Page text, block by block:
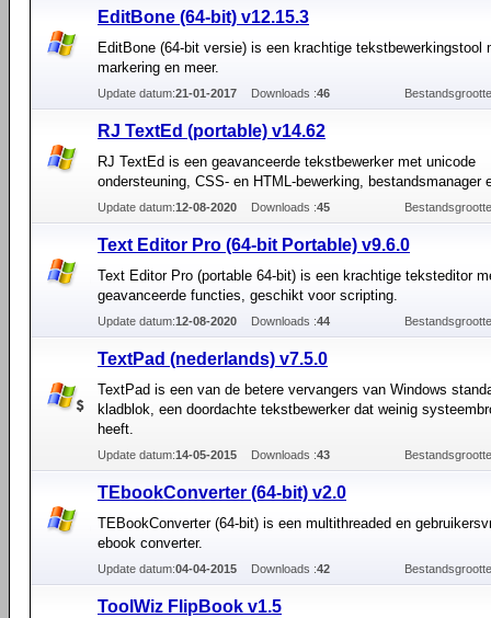
EditBone (64-bit) v12.15.3
EditBone (64-bit versie) is een krachtige tekstbewerkingstool
markering en meer.
Update datum:21-01-2017 Downloads :46
RJ TextEd (portable) v14.62
RJ TextEd is een geavanceerde tekstbewerker met unicode
ondersteuning, CSS- en HTML-bewerking, bestandsmanager
Update datum:12-08-2020 Downloads :45
Text Editor Pro (64-bit Portable) v9.6.0
Text Editor Pro (portable 64-bit) is een krachtige teksteditor
geavanceerde functies, geschikt voor scripting.
Update datum:12-08-2020 Downloads :44
TextPad (nederlands) v7.5.0
TextPad is een van de betere vervangers van Windows
kladblok, een doordachte tekstbewerker dat weinig
heeft.
Update datum:14-05-2015 Downloads :43
TEbookConverter (64-bit) v2.0
TEBookConverter (64-bit) is een multithreaded en
ebook converter.
Update datum:04-04-2015 Downloads :42
ToolWiz FlipBook v1.5